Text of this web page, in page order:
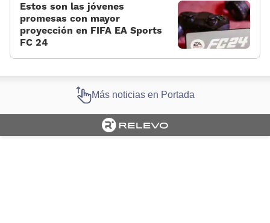
Estos son las jóvenes
promesas con mayor
proyección en FIFA EA Sports
FC 24
Más noticias en Portada